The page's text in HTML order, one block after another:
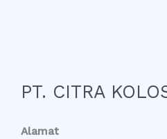
PT. CITRA
Alamat